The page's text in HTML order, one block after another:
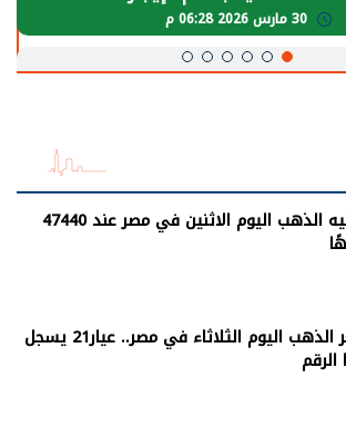
الجنيه الذهب اليوم الاثنين في مصر عند 47440
سعر الذهب اليوم الثلاثاء في مصر.. عيار21 يسجل